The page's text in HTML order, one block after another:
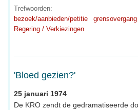
Trefwoorden:
bezoek/aanbieden/petitie
grensovergang
Regering / Verkiezingen
'Bloed gezien?'
25 januari 1974
De KRO zendt de gedramatiseerde